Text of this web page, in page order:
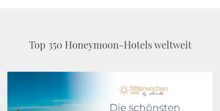
Top 350 Honeymoon-Hotels weltweit